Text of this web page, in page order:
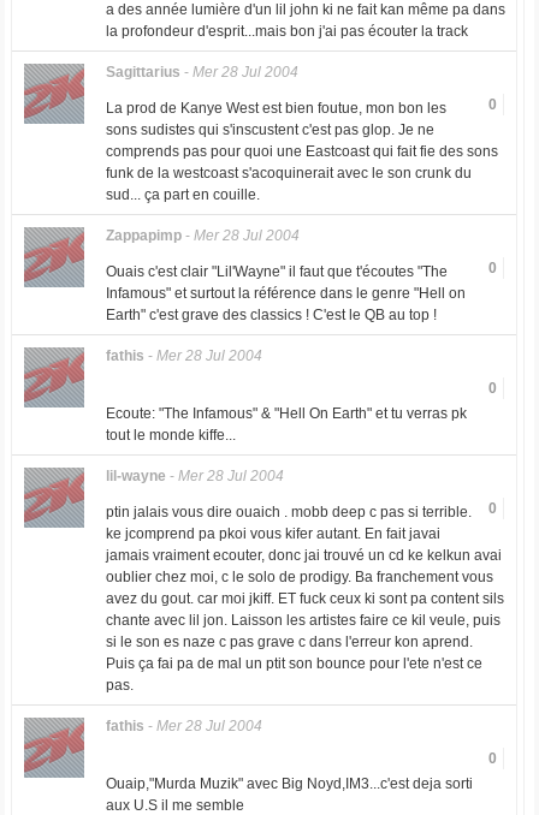
a des année lumière d'un lil john ki ne fait kan même pa dans
la profondeur d'esprit...mais bon j'ai pas écouter la track
Sagittarius - Mer 28 Jul 2004
0
La prod de Kanye West est bien foutue, mon bon les
sons sudistes qui s'inscustent c'est pas glop. Je ne
comprends pas pour quoi une Eastcoast qui fait fie des sons
funk de la westcoast s'acoquinerait avec le son crunk du
sud... ça part en couille.
Zappapimp- Mer 28 Jul 2004
0
Ouais c'est clair "Lil'Wayne" il faut que t'écoutes "The
Infamous" et surtout la référence dans le genre "Hell on
Earth" c'est grave des classics ! C'est le QB au top !
fathis - Mer 28 Jul 2004
0
Ecoute: "The Infamous" & "Hell On Earth" et tu verras pk
tout le monde kiffe...
lil-wayne - Mer 28 Jul 2004
0
ptin jalais vous dire ouaich . mobb deep c pas si terrible.
ke jcomprend pa pkoi vous kifer autant. En fait javai
jamais vraiment ecouter, donc jai trouvé un cd ke kelkun avai
oublier chez moi, c le solo de prodigy. Ba franchement vous
avez du gout. car moi jkiff. ET fuck ceux ki sont pa content sils
chante avec lil jon. Laisson les artistes faire ce kil veule, puis
si le son es naze c pas grave c dans l'erreur kon aprend.
Puis ça fai pa de mal un ptit son bounce pour l'ete n'est ce
pas.
fathis - Mer 28 Jul 2004
0
Ouaip,"Murda Muzik" avec Big Noyd,IM3...c'est deja sorti
aux U.S il me semble